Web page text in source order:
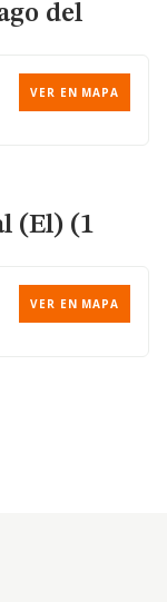
del
VER EN MAPA
(El) (1
VER EN MAPA